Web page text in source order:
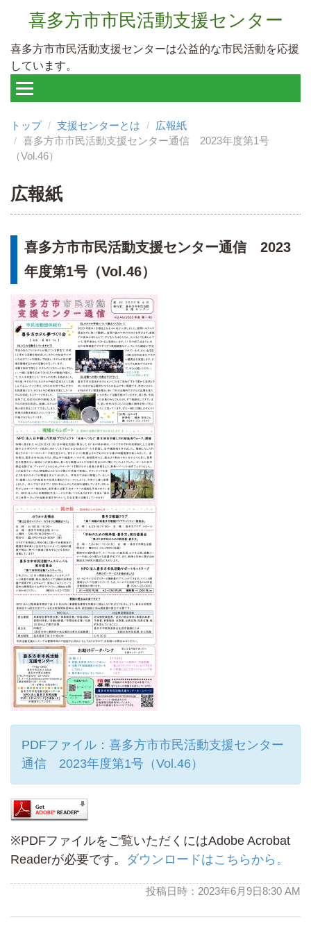
喜多方市市民活動支援センター
喜多方市市民活動支援センターは公益的な市民活動を応援
しています。
トップ 支援センターとは
広報紙
喜多方市市民活動支援センター通信 2023年度第1号
（Vol.46）
広報紙
喜多方市市民活動支援センター通信 2023
年度第1号（Vol.46）
PDFファイル： 喜多方市市民活動支援センター
通信 2023年度第1号（Vol.46）
※PDFファイルをご覧いただくにはAdobe Acrobat
Readerが必要です。 ダウンロードはこちらから。
投稿日時：2023年6月9日8:30 AM